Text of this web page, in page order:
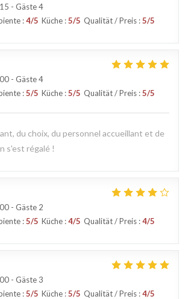
- Gäste 4
:4/5 Küche :5/5 Qualität / Preis :5/5
- Gäste 4
:5/5 Küche :5/5 Qualität / Preis :5/5
du choix, du personnel accueillant et de
s'est régalé !
- Gäste 2
:5/5 Küche :4/5 Qualität / Preis :4/5
- Gäste 3
:5/5 Küche :5/5 Qualität / Preis :4/5